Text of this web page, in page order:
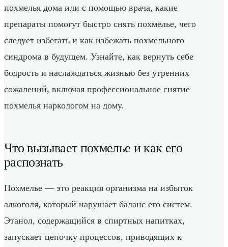
похмелья дома или с помощью врача, какие
препараты помогут быстро снять похмелье, чего
следует избегать и как избежать похмельного
синдрома в будущем. Узнайте, как вернуть себе
бодрость и наслаждаться жизнью без утренних
сожалений, включая профессиональное снятие
похмелья наркологом на дому.
Что вызывает похмелье и как его
распознать
Похмелье — это реакция организма на избыток
алкоголя, который нарушает баланс его систем.
Этанол, содержащийся в спиртных напитках,
запускает цепочку процессов, приводящих к